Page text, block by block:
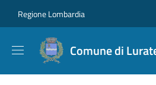
Regione Lombardia
Comune di